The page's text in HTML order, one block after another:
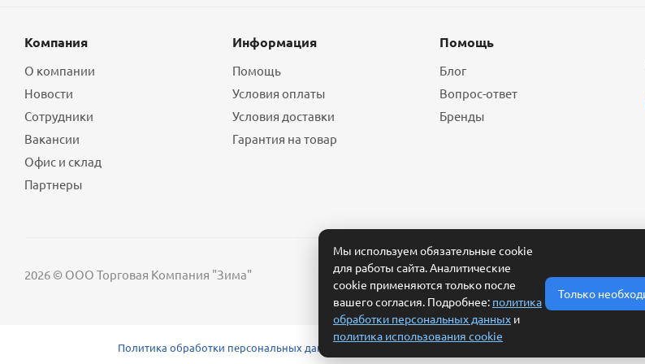
Компания
О компании
Новости
Сотрудники
Вакансии
Офис и склад
Партнеры
Информация
Помощь
Условия оплаты
Условия доставки
Гарантия на товар
Помощь
Блог
Вопрос-ответ
Бренды
2026 © ООО Торговая Компания "Зима"
Политика обработки персональных данных Условия
Мы используем обязательные cookie
для работы сайта. Аналитические
cookie применяются только после
вашего согласия. Подробнее: политика
обработки персональных данных и
политика использования cookie
Только